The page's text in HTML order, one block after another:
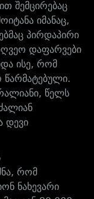
შემცირებაც
იმანაც,
პირდაპირი
დაფარვები
ისე, რომ
წარმატებული.
წელს
დევი
რომ
ნახევარი